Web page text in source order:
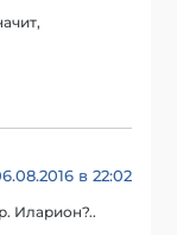
в 22:02
Иларион?..